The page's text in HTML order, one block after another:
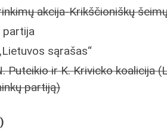
akcija-Krikščioniškų
partija
sąrašas“
Puteikio ir K. Krivicko koalicija
partiją)
)